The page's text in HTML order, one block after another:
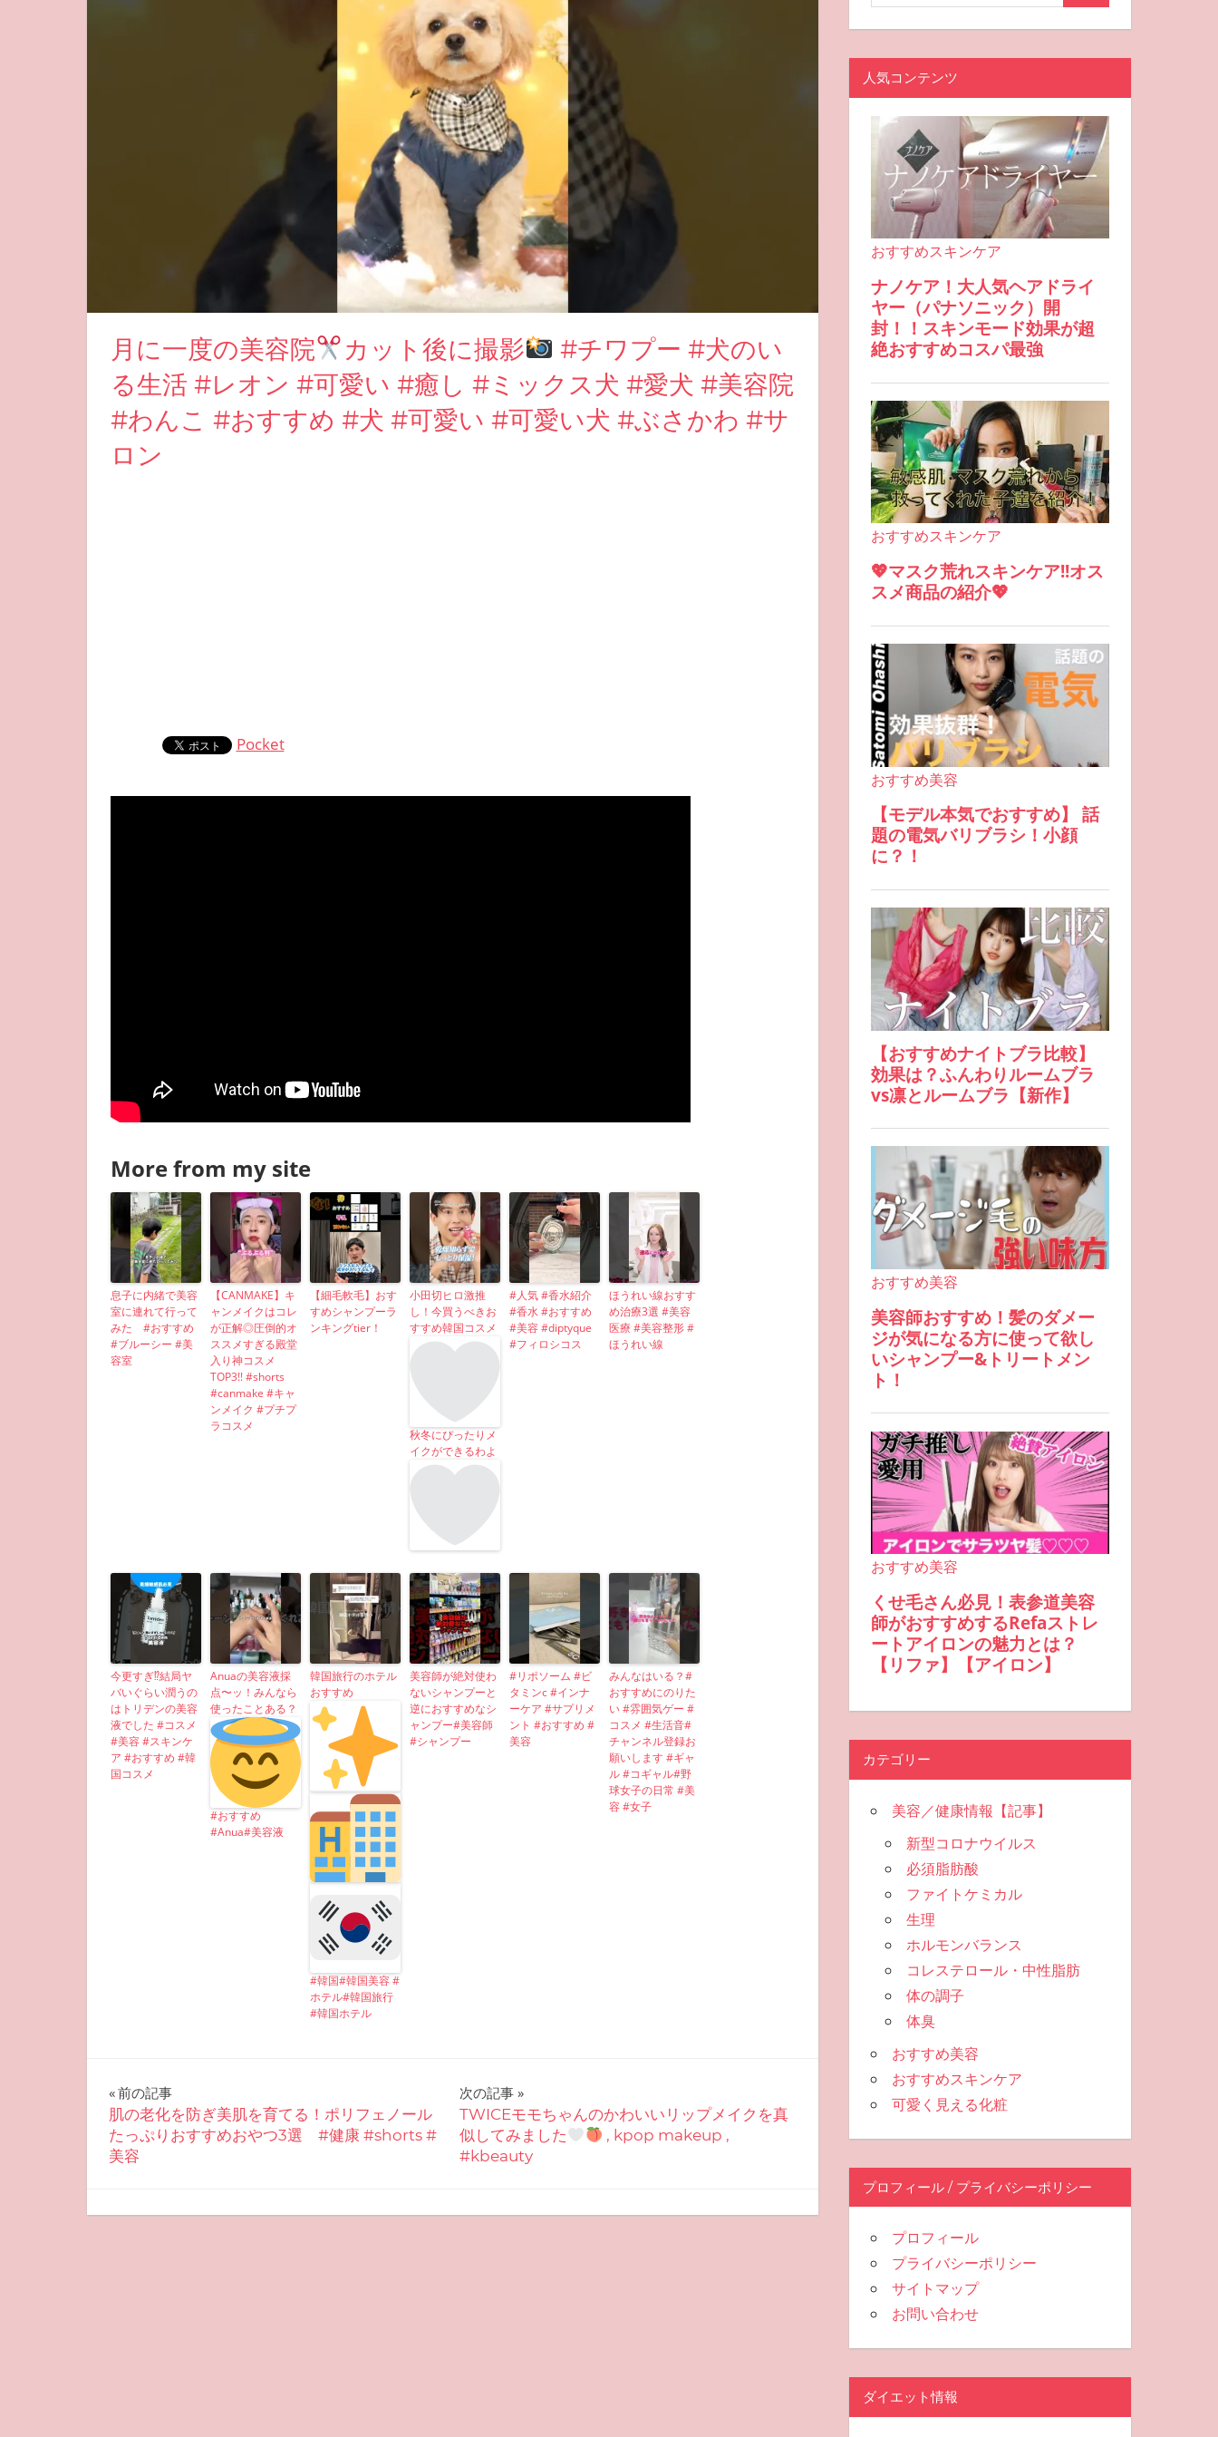
月に一度の美容院 カット後に撮影
#チワプー #犬のい
る生活 #レオン #可愛い #癒し #ミックス犬 #愛犬 #美容院
#わんこ #おすすめ #犬 #可愛い #可愛い犬 #ぶさかわ #サ
ロン
Pocket
More from my site
息子に内緒で美容
室に連れて行って
みた #おすすめ
#ブルーシー #美
容室
【CANMAKE】キ
ャンメイクはコレ
が正解◎圧倒的オ
ススメすぎる殿堂
入り神コスメ
TOP3!! #shorts
#canmake #キャ
ンメイク #プチプ
ラコスメ
【細毛軟毛】おす
すめシャンプーラ
ンキングtier！
小田切ヒロ激推
し！今買うべきお
すすめ韓国コスメ
秋冬にぴったりメ
イクができるわよ
#人気 #香水紹介
#香水 #おすすめ
#美容 #diptyque
#フィロシコス
ほうれい線おすす
め治療3選 #美容
医療 #美容整形 #
ほうれい線
今更すぎ⁉︎結局ヤ
バいぐらい潤うの
はトリデンの美容
液でした #コスメ
#美容 #スキンケ
ア #おすすめ #韓
国コスメ
Anuaの美容液採
点〜ッ！みんなら
使ったことある？
#おすすめ
#Anua#美容液
韓国旅行のホテル
おすすめ
#韓国#韓国美容 #
ホテル#韓国旅行
#韓国ホテル
美容師が絶対使わ
ないシャンプーと
逆におすすめなシ
ャンプー#美容師
#シャンプー
#リポソーム #ビ
タミンc #インナ
ーケア #サプリメ
ント #おすすめ #
美容
みんなはいる？#
おすすめにのりた
い #雰囲気ゲー #
コスメ #生活音#
チャンネル登録お
願いします #ギャ
ル #コギャル#野
球女子の日常 #美
容 #女子
投
稿
ナ
前の記事
肌の老化を防ぎ美肌を育てる！ポリフェノール
たっぷりおすすめおやつ3選 #健康 #shorts #
美容
次の記事
TWICEモモちゃんのかわいいリップメイクを真
似してみました
, kpop makeup ,
#kbeauty
2025-05-17
miyu
おすすめ美容
人気コンテンツ
カテゴリー
美容／健康情報【記事】
新型コロナウイルス
必須脂肪酸
ファイトケミカル
生理
ホルモンバランス
コレステロール・中性脂肪
体の調子
体臭
おすすめ美容
おすすめスキンケア
可愛く見える化粧
プロフィール / プライバシーポリシー
プロフィール
プライバシーポリシー
サイトマップ
お問い合わせ
ダイエット情報